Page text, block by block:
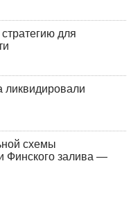
для
ликвидировали
схемы
Финского залива —